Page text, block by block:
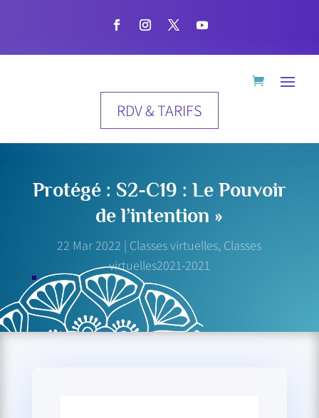
RDV & TARIFS
Protégé : S2-C19 : Le Pouvoir
de l’intention »
22 Mar 2022 | Classes virtuelles, Classes
virtuelles2021-2021